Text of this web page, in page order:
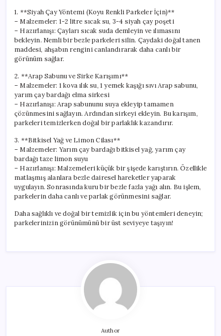
1. **Siyah Çay Yöntemi (Koyu Renkli Parkeler İçin)**
– Malzemeler: 1-2 litre sıcak su, 3-4 siyah çay poşeti
– Hazırlanışı: Çayları sıcak suda demleyin ve ılımasını
bekleyin. Nemli bir bezle parkeleri silin. Çaydaki doğal tanen
maddesi, ahşabın rengini canlandırarak daha canlı bir
görünüm sağlar.
2. **Arap Sabunu ve Sirke Karışımı**
– Malzemeler: 1 kova ılık su, 1 yemek kaşığı sıvı Arap sabunu,
yarım çay bardağı elma sirkesi
– Hazırlanışı: Arap sabununu suya ekleyip tamamen
çözünmesini sağlayın. Ardından sirkeyi ekleyin. Bu karışım,
parkeleri temizlerken doğal bir parlaklık kazandırır.
3. **Bitkisel Yağ ve Limon Cilası**
– Malzemeler: Yarım çay bardağı bitkisel yağ, yarım çay
bardağı taze limon suyu
– Hazırlanışı: Malzemeleri küçük bir şişede karıştırın. Özellikle
matlaşmış alanlara bezle dairesel hareketler yaparak
uygulayın. Sonrasında kuru bir bezle fazla yağı alın. Bu işlem,
parkelerin daha canlı ve parlak görünmesini sağlar.
Daha sağlıklı ve doğal bir temizlik için bu yöntemleri deneyin;
parkelerinizin görünümünü bir üst seviyeye taşıyın!
Author